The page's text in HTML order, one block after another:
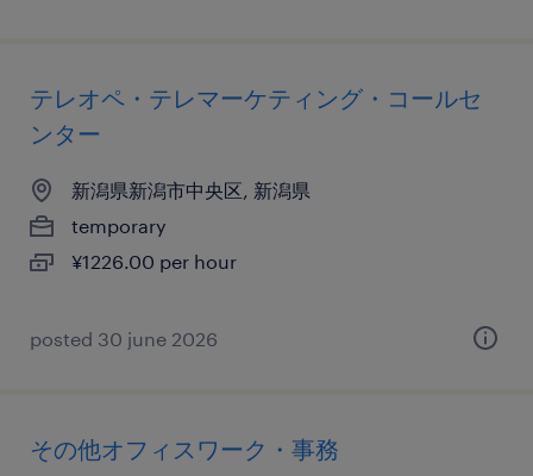
テレオペ・テレマーケティング・コールセ
ンター
新潟県新潟市中央区, 新潟県
temporary
¥1226.00 per hour
posted 30 june 2026
その他オフィスワーク・事務